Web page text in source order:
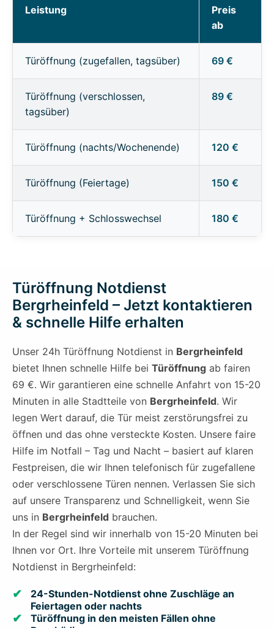
Leistung
Preis
ab
Türöffnung (zugefallen, tagsüber) 69 €
Türöffnung (verschlossen,
tagsüber)
89 €
Türöffnung (nachts/Wochenende) 120 €
Türöffnung (Feiertage) 150 €
Türöffnung + Schlosswechsel 180 €
Türöffnung Notdienst
Bergrheinfeld – Jetzt kontaktieren
& schnelle Hilfe erhalten
Unser 24h Türöffnung Notdienst in Bergrheinfeld
bietet Ihnen schnelle Hilfe bei Türöffnung ab fairen
69 €. Wir garantieren eine schnelle Anfahrt von 15-20
Minuten in alle Stadtteile von Bergrheinfeld. Wir
legen Wert darauf, die Tür meist zerstörungsfrei zu
öffnen und das ohne versteckte Kosten. Unsere faire
Hilfe im Notfall – Tag und Nacht – basiert auf klaren
Festpreisen, die wir Ihnen telefonisch für zugefallene
oder verschlossene Türen nennen. Verlassen Sie sich
auf unsere Transparenz und Schnelligkeit, wenn Sie
uns in Bergrheinfeld brauchen.
In der Regel sind wir innerhalb von 15-20 Minuten bei
Ihnen vor Ort. Ihre Vorteile mit unserem Türöffnung
Notdienst in Bergrheinfeld:
24-Stunden-Notdienst ohne Zuschläge an
Feiertagen oder nachts
Türöffnung in den meisten Fällen ohne